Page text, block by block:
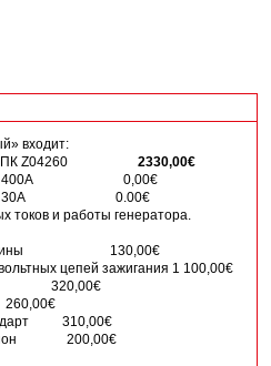
входит:
базе ПК Z04260 2330,00€
0 до 400А 0,00€
0 до 30А 0.00€
токов и работы генератора.
CAN-шины 130,00€
цепей зажигания 1 100,00€
320,00€
310,00€
опцион 200,00€